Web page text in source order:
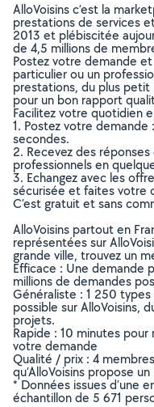
AlloVoisins c’est la
prestations de services
2013 et plébiscitée
de 4,5 millions de
Postez votre demande
particulier ou un
prestations, du plus petit
pour un bon rapport
Facilitez votre quotidien
1. Postez votre
secondes.
2. Recevez des
professionnels en
3. Echangez avec les
sécurisée et faites votre
C’est gratuit et sans
AlloVoisins partout en
représentées sur
grande ville, trouvez un
Efficace : Une demande
millions de demandes
Généraliste : 1 250
possible sur AlloVoisins,
projets.
Rapide : 10 minutes
votre demande
Qualité / prix : 4
qu’AlloVoisins propose
* Données issues d’une
échantillon de 5 671